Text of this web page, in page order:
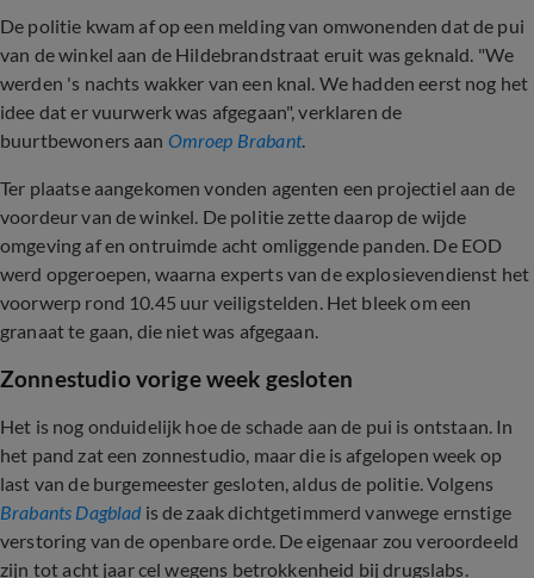
De politie kwam af op een melding van omwonenden dat de pui
van de winkel aan de Hildebrandstraat eruit was geknald. "We
werden 's nachts wakker van een knal. We hadden eerst nog het
idee dat er vuurwerk was afgegaan", verklaren de
buurtbewoners aan Omroep Brabant.
Ter plaatse aangekomen vonden agenten een projectiel aan de
voordeur van de winkel. De politie zette daarop de wijde
omgeving af en ontruimde acht omliggende panden. De EOD
werd opgeroepen, waarna experts van de explosievendienst het
voorwerp rond 10.45 uur veiligstelden. Het bleek om een
granaat te gaan, die niet was afgegaan.
Zonnestudio vorige week gesloten
Het is nog onduidelijk hoe de schade aan de pui is ontstaan. In
het pand zat een zonnestudio, maar die is afgelopen week op
last van de burgemeester gesloten, aldus de politie. Volgens
Brabants Dagblad is de zaak dichtgetimmerd vanwege ernstige
verstoring van de openbare orde. De eigenaar zou veroordeeld
zijn tot acht jaar cel wegens betrokkenheid bij drugslabs.